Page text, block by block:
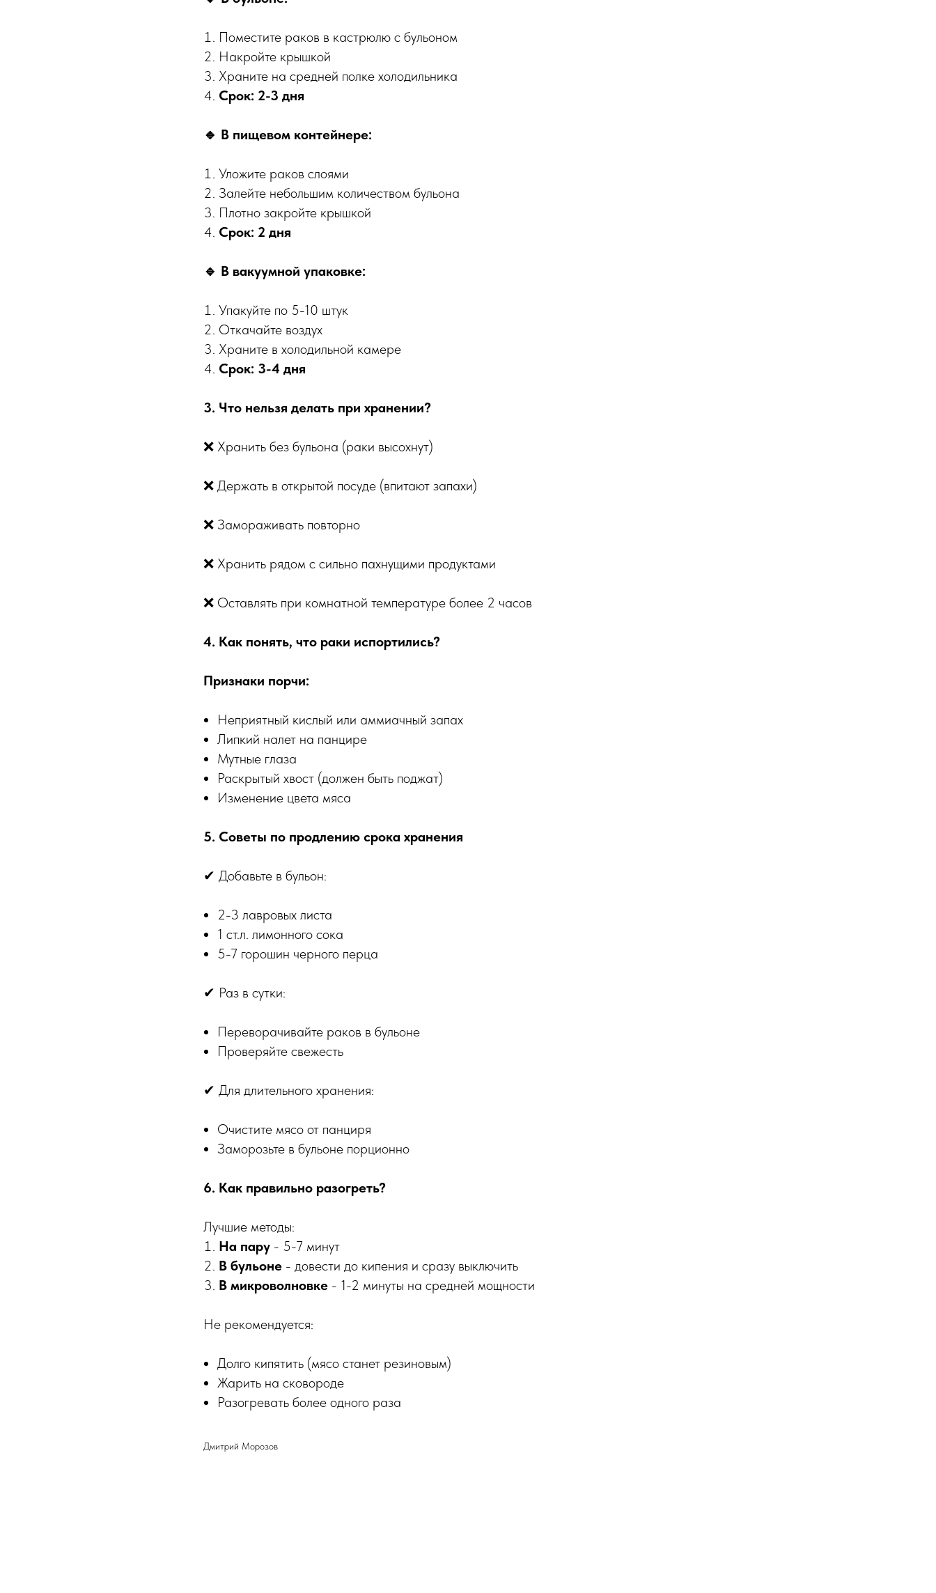
Поместите раков в кастрюлю с бульоном
Накройте крышкой
Храните на средней полке холодильника
Срок: 2-3 дня
🔹 В пищевом контейнере:
Уложите раков слоями
Залейте небольшим количеством бульона
Плотно закройте крышкой
Срок: 2 дня
🔹 В вакуумной упаковке:
Упакуйте по 5-10 штук
Откачайте воздух
Храните в холодильной камере
Срок: 3-4 дня
3. Что нельзя делать при хранении?
❌ Хранить без бульона (раки высохнут)
❌ Держать в открытой посуде (впитают запахи)
❌ Замораживать повторно
❌ Хранить рядом с сильно пахнущими продуктами
❌ Оставлять при комнатной температуре более 2 часов
4. Как понять, что раки испортились?
Признаки порчи:
Неприятный кислый или аммиачный запах
Липкий налет на панцире
Мутные глаза
Раскрытый хвост (должен быть поджат)
Изменение цвета мяса
5. Советы по продлению срока хранения
✔ Добавьте в бульон:
2-3 лавровых листа
1 ст.л. лимонного сока
5-7 горошин черного перца
✔ Раз в сутки:
Переворачивайте раков в бульоне
Проверяйте свежесть
✔ Для длительного хранения:
Очистите мясо от панциря
Заморозьте в бульоне порционно
6. Как правильно разогреть?
Лучшие методы:
На пару - 5-7 минут
В бульоне - довести до кипения и сразу выключить
В микроволновке - 1-2 минуты на средней мощности
Не рекомендуется:
Долго кипятить (мясо станет резиновым)
Жарить на сковороде
Разогревать более одного раза
Дмитрий Морозов